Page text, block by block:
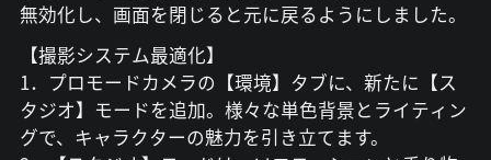
無効化し、画面を閉じると元に戻るようにしました。
【撮影システム最適化】
1．プロモードカメラの【環境】タブに、新たに【ス
タジオ】モードを追加。様々な単色背景とライティン
グで、キャラクターの魅力を引き立てます。